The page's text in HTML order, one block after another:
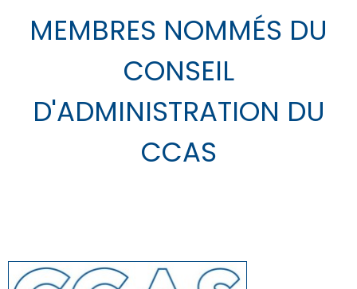
MEMBRES NOMMÉS DU
CONSEIL
D'ADMINISTRATION DU
CCAS